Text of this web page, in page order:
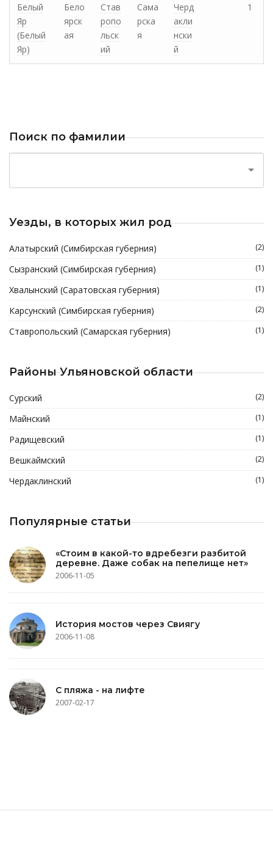
Белый
Яр
(Белый
Яр)
Бело
ярск
ая
Став
ропо
льск
ий
Сама
рска
я
Черд
акли
нски
й
1
Поиск по фамилии
Уезды, в которых жил род
Алатырский (Симбирская губерния) (2)
Сызранский (Симбирская губерния) (1)
Хвалынский (Саратовская губерния) (1)
Карсунский (Симбирская губерния) (2)
Ставропольский (Самарская губерния) (1)
Районы Ульяновской области
Сурский (2)
Майнский (1)
Радищевский (1)
Вешкаймский (2)
Чердаклинский (1)
Популярные статьи
«Стоим в какой-то вдребезги разбитой
деревне. Даже собак на пепелище нет»
2006-11-05
История мостов через Свиягу
2006-11-08
С пляжа - на лифте
2007-02-17